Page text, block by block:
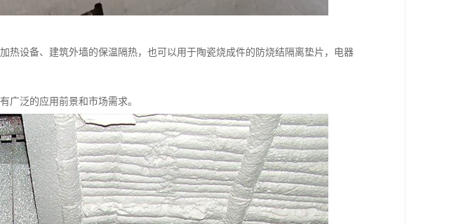
热设备、建筑外墙的保温隔热，也可以用于陶瓷烧成件的防烧结隔离垫片，电器
广泛的应用前景和市场需求。